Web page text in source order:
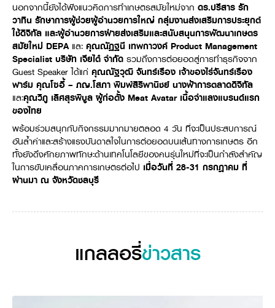
คูโบต้าร่วมมือเกษตรร่วมใจ
โครงการเกษตรแปลงใหญ่
เอกสารดาวน์โหลด
วารสารออนไลน์
ภาษา
ไทย English
นอกจากนี้ยังได้ฟังแนวคิดการทำเกษตรสมัยใหม่จาก ดร.ปรีสาร รัก
วาทิน รักษาการผู้ช่วยผู้อำนวยการใหญ่ กลุ่มงานส่งเสริมการประยุกต์
ใช้ดิจิทัล และผู้อำนวยการฝ่ายส่งเสริมและสนับสนุนการพัฒนาเกษตร
สมัยใหม่ DEPAและ คุณณัฏฐนี เทพกาวงค์ Product Management
Specialist บริษัท เจียไต๋ จำกัด รวมถึงการต่อยอดสู่การทำธุรกิจจาก
Guest Speaker ได้แก่ คุณณัฐวุฒิ จันทร์เรือง เจ้าของไร่จันทร์เรือง
ฟาร์ม คุณโซอี้ – ภญ.โสภา พิมพ์สิริพานิชย์ นางฟ้าการตลาดดิจิทัล
และคุณวิภู เลิศสุรพิบูล ผู้ก่อตั้ง Meat Avatar เนื้อจำแลงแบรนด์แรก
ของไทย
พร้อมร่วมสนุกกับกิจกรรมมากมายตลอด 4 วัน ที่จะเป็นประสบการณ์
อันล้ำค่าและสร้างแรงบันดาลใจในการต่อยอดบนเส้นทางการเกษตร อีก
ทั้งยังดึงศักยภาพทักษะด้านเทคโนโลยีของคนรุ่นใหม่ที่จะเป็นกำลังสำคัญ
ในการขับเคลื่อนภาคการเกษตรต่อไป เมื่อวันที่ 28-31 กรกฎาคม ที่
ผ่านมา ณ จังหวัดชลบุรี
แกลลอรี่ข่าวสาร